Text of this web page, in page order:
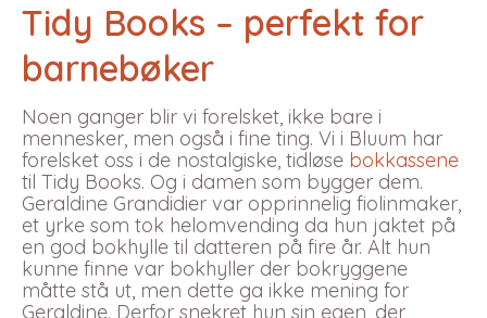
Tidy Books – perfekt for
barnebøker
Noen ganger blir vi forelsket, ikke bare i
mennesker, men også i fine ting. Vi i Bluum har
forelsket oss i de nostalgiske, tidløse bokkassene
til Tidy Books. Og i damen som bygger dem.
Geraldine Grandidier var opprinnelig fiolinmaker,
et yrke som tok helomvending da hun jaktet på
en god bokhylle til datteren på fire år. Alt hun
kunne finne var bokhyller der bokryggene
måtte stå ut, men dette ga ikke mening for
Geraldine. Derfor snekret hun sin egen, der